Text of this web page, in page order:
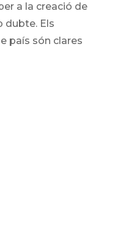
a la creació de
dubte. Els
país són clares